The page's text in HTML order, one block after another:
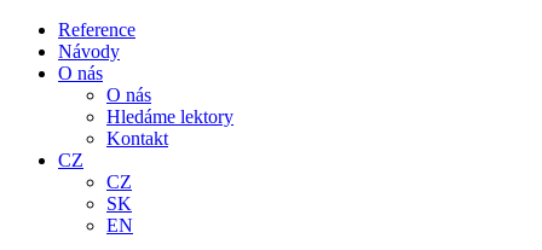
Reference
Návody
O nás
O nás
Hledáme lektory
Kontakt
CZ
CZ
SK
EN